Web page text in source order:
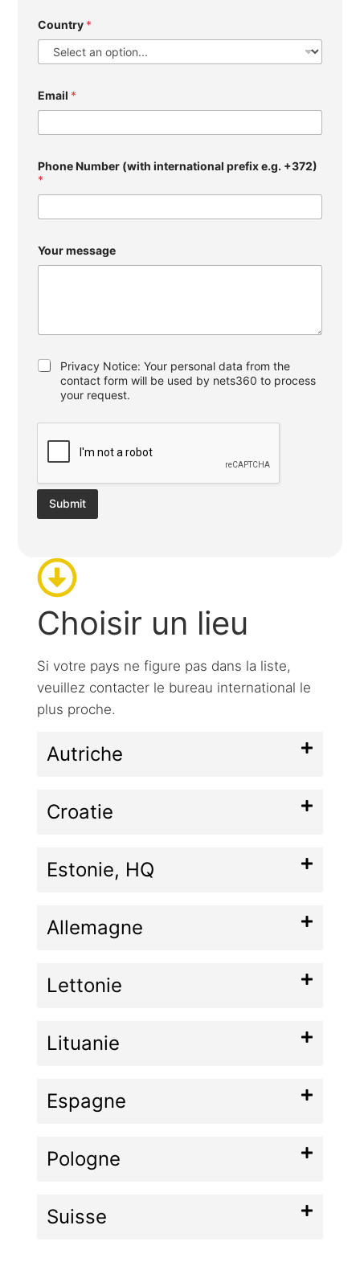
Country *
Email *
Phone Number (with international prefix e.g. +372)
*
Your message
D
0
Privacy Notice: Your personal data from the
contact form will be used by nets360 to process
your request.
Submit
Choisir un lieu
Si votre pays ne figure pas dans la liste,
veuillez contacter le bureau international le
plus proche.
Autriche
Croatie
Estonie, HQ
Allemagne
Lettonie
Lituanie
Espagne
Pologne
Suisse